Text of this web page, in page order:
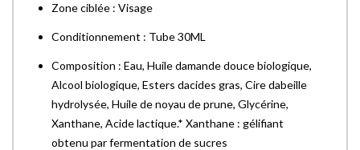
Zone ciblée : Visage
Conditionnement : Tube 30ML
Composition : Eau, Huile damande douce biologique,
Alcool biologique, Esters dacides gras, Cire dabeille
hydrolysée, Huile de noyau de prune, Glycérine,
Xanthane, Acide lactique.* Xanthane : gélifiant
obtenu par fermentation de sucres